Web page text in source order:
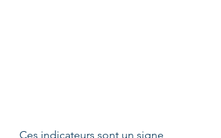
Ces indicateurs sont un signe